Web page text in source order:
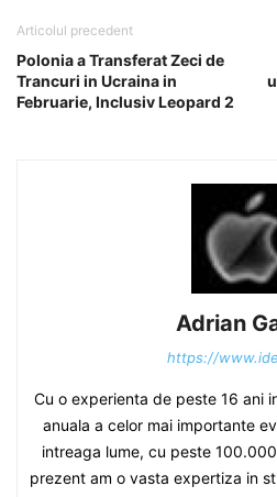
Articolul precedent
Polonia a Transferat Zeci de
Trancuri in Ucraina in
Februarie, Inclusiv Leopard 2
Adrian
https://
Cu o experienta de peste 16 ani
anuala a celor mai importante
intreaga lume, cu peste
prezent am o vasta expertiza in